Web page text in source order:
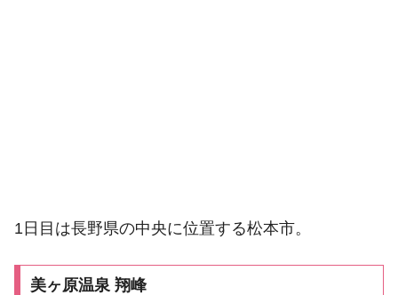
1日目は長野県の中央に位置する松本市。
美ヶ原温泉 翔峰